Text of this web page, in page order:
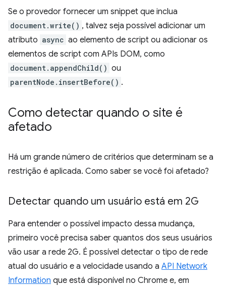
Se o provedor fornecer um snippet que inclua
document.write() , talvez seja possível adicionar um
atributo async ao elemento de script ou adicionar os
elementos de script com APIs DOM, como
document.appendChild() ou
parentNode.insertBefore() .
Como detectar quando o site é
afetado
Há um grande número de critérios que determinam se a
restrição é aplicada. Como saber se você foi afetado?
Detectar quando um usuário está em 2G
Para entender o possível impacto dessa mudança,
primeiro você precisa saber quantos dos seus usuários
vão usar a rede 2G. É possível detectar o tipo de rede
atual do usuário e a velocidade usando a API Network
Information que está disponível no Chrome e, em